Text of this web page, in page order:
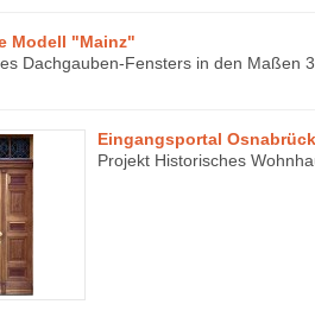
Modell "Mainz"
Dachgauben-Fensters in den Maßen
Eingangsportal
Projekt Historisches